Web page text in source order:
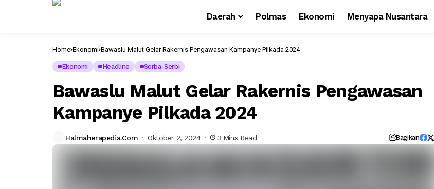
Daerah Polmas Ekonomi Menyapa Nusantara
Home Ekonomi Bawaslu Malut Gelar Rakernis Pengawasan Kampanye Pilkada 2024
Ekonomi Headline Serba-Serbi
Bawaslu Malut Gelar Rakernis Pengawasan
Kampanye Pilkada 2024
Halmaherapedia.com Oktober 2, 2024 3 Mins Read Bagikan